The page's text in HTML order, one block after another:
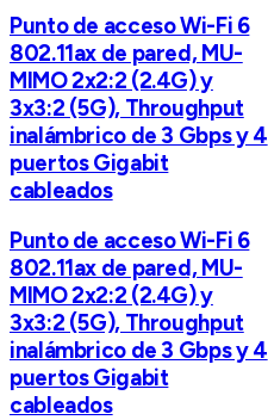
Punto de acceso Wi-Fi 6
802.11ax de pared, MU-
MIMO 2x2:2 (2.4G) y
3x3:2 (5G), Throughput
inalámbrico de 3 Gbps y 4
puertos Gigabit
cableados
Punto de acceso Wi-Fi 6
802.11ax de pared, MU-
MIMO 2x2:2 (2.4G) y
3x3:2 (5G), Throughput
inalámbrico de 3 Gbps y 4
puertos Gigabit
cableados